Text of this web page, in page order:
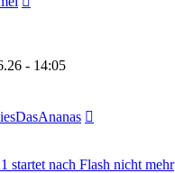
- 14:05
startet nach Flash nicht mehr